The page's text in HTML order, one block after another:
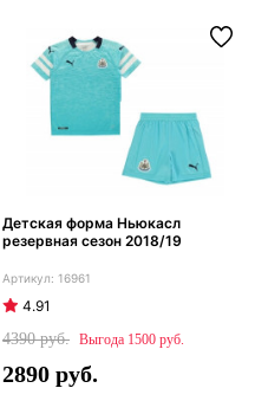
Детская форма Ньюкасл
резервная сезон 2018/19
16961
4.91
4390
1500
2890